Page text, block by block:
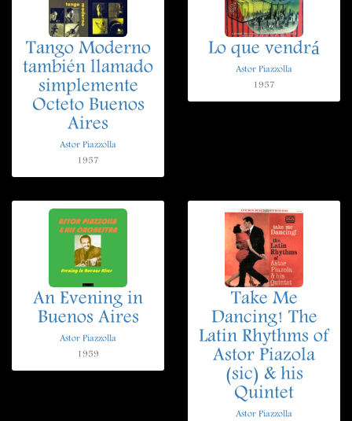
Tango Moderno
también llamado
simplemente
Octeto Buenos
Aires
Astor Piazzolla
1957
Lo que vendrá
Astor Piazzolla
1957
An Evening in
Buenos Aires
Astor Piazzolla
1959
Take Me
Dancing! The
Latin Rhythms of
Astor Piazola
(sic) & his
Quintet
Astor Piazzolla